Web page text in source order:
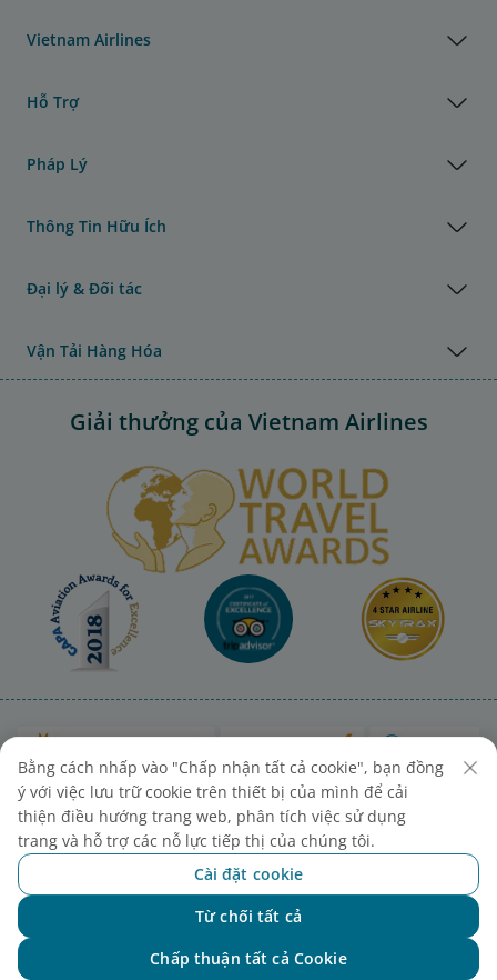
Vietnam Airlines
Hỗ Trợ
Pháp Lý
Thông Tin Hữu Ích
Đại lý & Đối tác
Vận Tải Hàng Hóa
Giải thưởng của Vietnam Airlines
Sơ đồ trang Liên hệ mua vé Cài đặt cookies
Bằng cách nhấp vào "Chấp nhận tất cả cookie", bạn đồng
ý với việc lưu trữ cookie trên thiết bị của mình để cải
thiện điều hướng trang web, phân tích việc sử dụng
trang và hỗ trợ các nỗ lực tiếp thị của chúng tôi.
Cài đặt cookie
Từ chối tất cả
Chấp thuận tất cả Cookie